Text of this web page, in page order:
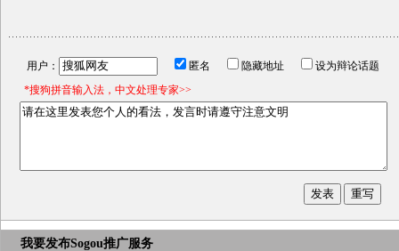
用户： 匿名 隐藏地址
设为辩论话题
*搜狗拼音输入法，中文处理专家>>
我要发布Sogou推广服务